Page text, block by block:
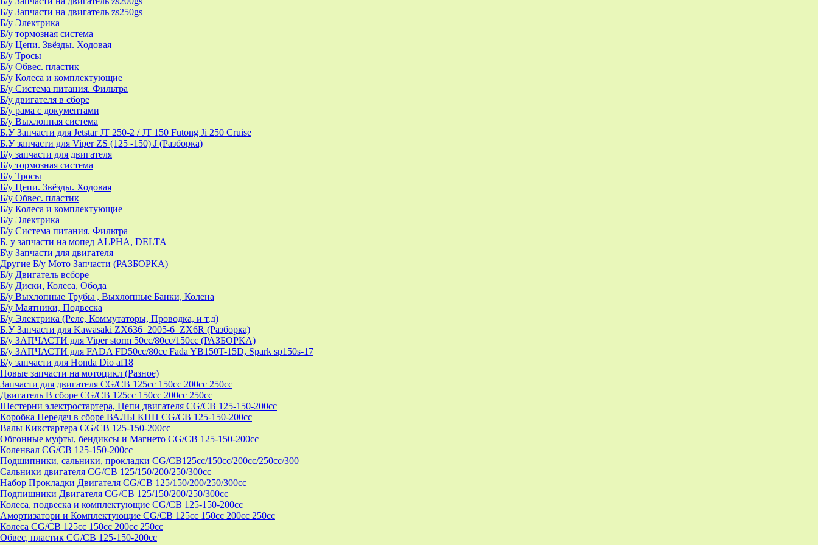
Б/у Запчасти на двигатель zs250gs
Б/у Электрика
Б/у тормозная система
Б/у Цепи. Звёзды. Ходовая
Б/у Тросы
Б/у Обвес. пластик
Б/у Колеса и комплектующие
Б/у Система питания. Фильтра
Б/у двигателя в сборе
Б/у рама с документами
Б/у Выхлопная система
Б.У Запчасти для Jetstar JT 250-2 / JT 150 Futong Ji 250 Cruise
Б.У запчасти для Viper ZS (125 -150) J (Разборка)
Б/у запчасти для двигателя
Б/у тормозная система
Б/у Тросы
Б/у Цепи. Звёзды. Ходовая
Б/у Обвес. пластик
Б/у Колеса и комплектующие
Б/у Электрика
Б/у Система питания. Фильтра
Б. у запчасти на мопед ALPHA, DELTA
Б\у Запчасти для двигателя
Другие Б/у Мото Запчасти (РАЗБОРКА)
Б/у Двигатель всборе
Б/у Диски, Колеса, Обода
Б/у Выхлопные Трубы , Выхлопные Банки, Колена
Б/у Маятники, Подвеска
Б/у Электрика (Реле, Коммутаторы, Проводка, и т.д)
Б.У Запчасти для Kawasaki ZX636_2005-6_ZX6R (Разборка)
Б/у ЗАПЧАСТИ для Viper storm 50cc/80cc/150cc (РАЗБОРКА)
Б/у ЗАПЧАСТИ для FADA FD50cc/80cc Fada YB150T-15D, Spark sp150s-17
Б/у запчасти для Honda Dio af18
Новые запчасти на мотоцикл (Разное)
Запчасти для двигателя CG/CB 125cc 150cc 200cc 250cc
Двигатель В сборе CG/CB 125cc 150cc 200cc 250cc
Шестерни электростартера, Цепи двигателя CG/CB 125-150-200cc
Коробка Передач в сборе ВАЛЫ КПП CG/CB 125-150-200cc
Валы Кикстартера CG/CB 125-150-200cc
Обгонные муфты, бендиксы и Магнето CG/CB 125-150-200cc
Коленвал CG/CB 125-150-200cc
Подшипники, сальники, прокладки CG/CB125сс/150cc/200cc/250cc/300
Сальники двигателя CG/CB 125/150/200/250/300cc
Набор Прокладки Двигателя CG/CB 125/150/200/250/300cc
Подпишники Двигателя CG/CB 125/150/200/250/300cc
Колеса, подвеска и комплектующие CG/CB 125-150-200cc
Амортизатори и Комплектующие CG/CB 125cc 150cc 200cc 250cc
Колеса CG/CB 125cc 150cc 200cc 250cc
Обвес, пластик CG/CB 125-150-200cc